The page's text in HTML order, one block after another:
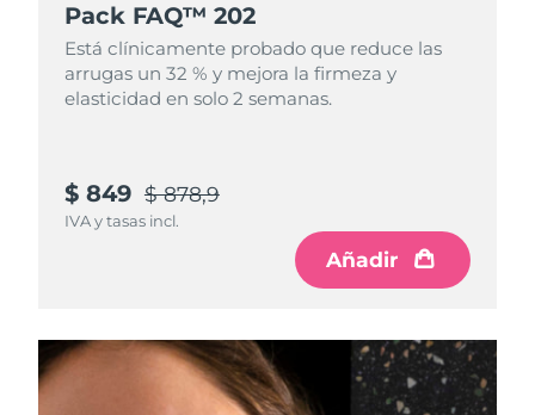
Pack FAQ™ 202
Está clínicamente probado que reduce las
arrugas un 32 % y mejora la firmeza y
elasticidad en solo 2 semanas.
$ 849 $ 878,9
IVA y tasas incl.
Añadir